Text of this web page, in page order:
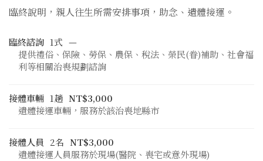
臨終說明，親人往生所需安排事項，助念、遺體接運。
臨終諮詢 1式 —
提供禮俗、保險、勞保、農保、稅法、榮民(眷)補助、社會福
利等相關治喪規劃諮詢
接體車輛 1趟 NT$3,000
遺體接運車輛，服務於該治喪地縣市
接體人員 2名 NT$3,000
遺體接運人員服務於現場(醫院、喪宅或意外現場)